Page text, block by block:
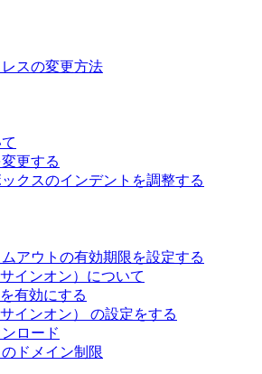
スの変更方法
更する
クスのインデントを調整する
アウトの有効期限を設定する
インオン）について
有効にする
インオン） の設定をする
ロード
ドメイン制限